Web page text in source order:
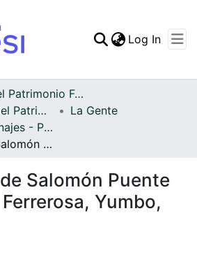
Statistics
Log In
Archivo del Patrimonio Fotográfico y Fílmico del Valle del Cauca
Fondo Archivo del Patrimonio Fotográfico y Fílmico del Valle del Cauca
La Gente
APFFVC - Personajes - Patrimonial
Matrimonio de Salomón Puente con Balbina Ferrerosa, Yumbo, 1935
Salomón Puente
Yumbo,